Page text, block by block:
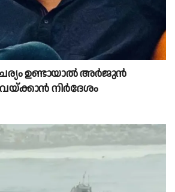
ഉണ്ടായാല്‍ അര്‍ജുന്‍
നിര്‍ദേശം